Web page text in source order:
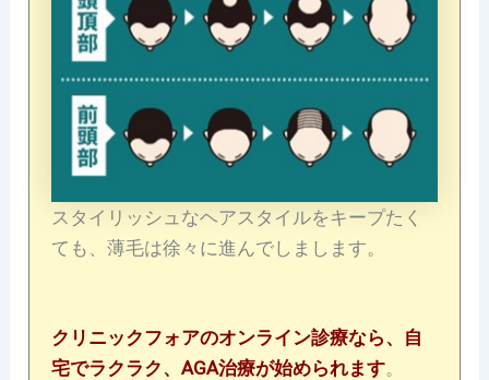
スタイリッシュなヘアスタイルをキープたく
ても、薄毛は徐々に進んでしまします。
クリニックフォアのオンライン診療なら、自
宅でラクラク、AGA治療が始められます。